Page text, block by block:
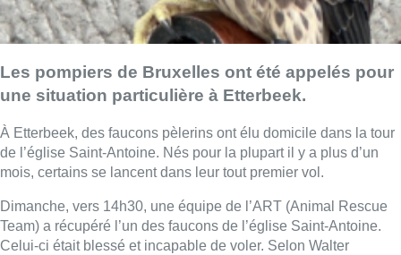
Les pompiers de Bruxelles ont été appelés pour
une situation particulière à Etterbeek.
À Etterbeek, des faucons pèlerins ont élu domicile dans la tour
de l’église Saint-Antoine. Nés pour la plupart il y a plus d’un
mois, certains se lancent dans leur tout premier vol.
Dimanche, vers 14h30, une équipe de l’ART (Animal Rescue
Team) a récupéré l’un des faucons de l’église Saint-Antoine.
Celui-ci était blessé et incapable de voler. Selon Walter